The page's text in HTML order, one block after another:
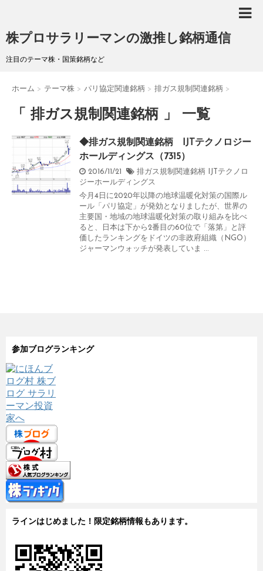
株プロサラリーマンの激推し銘柄通信
注目のテーマ株・国策銘柄など
ホーム > テーマ株 > パリ協定関連銘柄 > 排ガス規制関連銘柄 >
「 排ガス規制関連銘柄 」 一覧
◆排ガス規制関連銘柄 IJTテクノロジー
ホールディングス（7315）
2016/11/21 排ガス規制関連銘柄
IJTテクノロ
ジーホールディングス
今月4日に2020年以降の地球温暖化対策の国際ル
ール「パリ協定」が発効となりましたが、世界の
主要国・地域の地球温暖化対策の取り組みを比べ
ると、日本は下から2番目の60位で「落第」と評
価したランキングをドイツの非政府組織（NGO）
ジャーマンウォッチが発表していま ...
参加ブログランキング
ラインはじめました！限定銘柄情報もあります。